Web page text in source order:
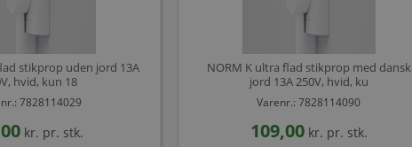
stikprop uden jord 13A
hvid, kun 18
7828114029
kr. pr. stk.
NORM K ultra flad stikprop med dansk
jord 13A 250V, hvid, ku
Varenr.: 7828114090
109,00 kr. pr. stk.